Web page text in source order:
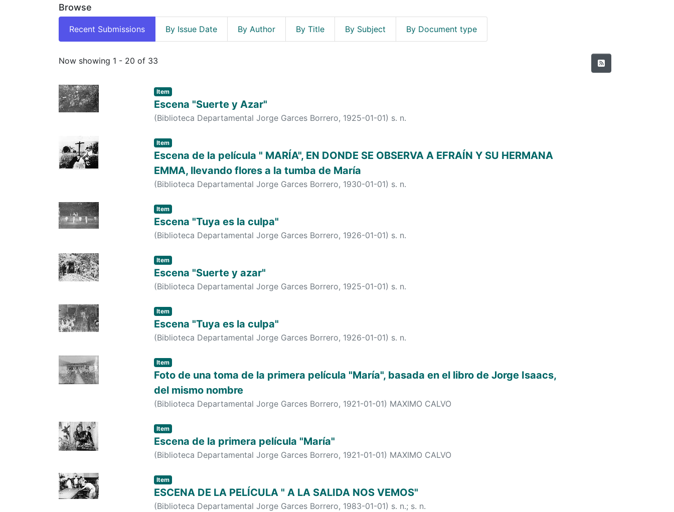
Browse
Recent Submissions By Issue Date By Author By Title By Subject By Document type
Recent Submissions
Now showing 1 - 20 of 33
Item
Escena "Suerte y Azar"
(Biblioteca Departamental Jorge Garces Borrero, 1925-01-01) s. n.
Item
Escena de la película " MARÍA", EN DONDE SE OBSERVA A EFRAÍN Y SU HERMANA
EMMA, llevando flores a la tumba de María
(Biblioteca Departamental Jorge Garces Borrero, 1930-01-01) s. n.
Item
Escena "Tuya es la culpa"
(Biblioteca Departamental Jorge Garces Borrero, 1926-01-01) s. n.
Item
Escena "Suerte y azar"
(Biblioteca Departamental Jorge Garces Borrero, 1925-01-01) s. n.
Item
Escena "Tuya es la culpa"
(Biblioteca Departamental Jorge Garces Borrero, 1926-01-01) s. n.
Item
Foto de una toma de la primera película "María", basada en el libro de Jorge Isaacs,
del mismo nombre
(Biblioteca Departamental Jorge Garces Borrero, 1921-01-01) MAXIMO CALVO
Item
Escena de la primera película "María"
(Biblioteca Departamental Jorge Garces Borrero, 1921-01-01) MAXIMO CALVO
Item
ESCENA DE LA PELÍCULA " A LA SALIDA NOS VEMOS"
(Biblioteca Departamental Jorge Garces Borrero, 1983-01-01) s. n.; s. n.